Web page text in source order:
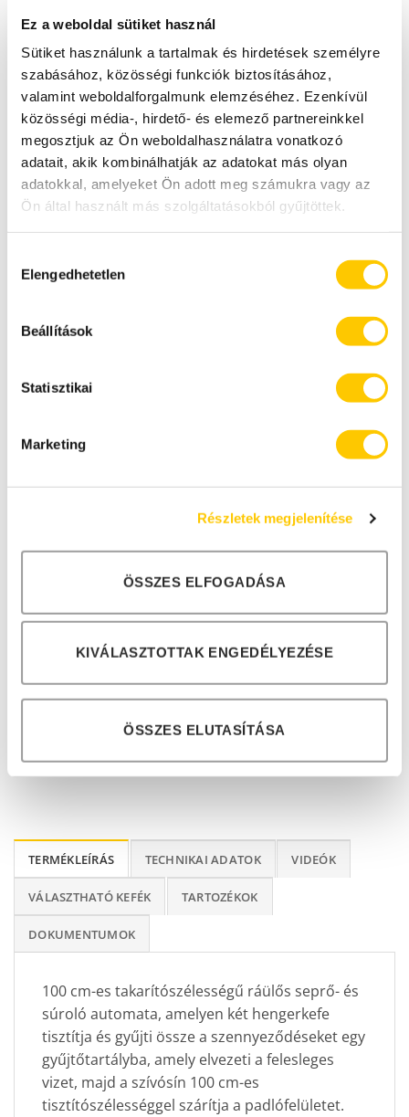
Ez a weboldal sütiket használ
Sütiket használunk a tartalmak és hirdetések személyre
szabásához, közösségi funkciók biztosításához,
valamint weboldalforgalmunk elemzéséhez. Ezenkívül
közösségi média-, hirdető- és elemező partnereinkkel
megosztjuk az Ön weboldalhasználatra vonatkozó
adatait, akik kombinálhatják az adatokat más olyan
adatokkal, amelyeket Ön adott meg számukra vagy az
Ön által használt más szolgáltatásokból gyűjtöttek.
tájékoztatóban
kiválasztása
Elengedhetetlen
Beállítások
Statisztikai
Marketing
Részletek megjelenítése
ÖSSZES ELFOGADÁSA
KIVÁLASZTOTTAK ENGEDÉLYEZÉSE
ÖSSZES ELUTASÍTÁSA
Hengerkefék mérete
1×150 mm
1×280 mm
A kefék
fordulatszáma 933
ford./perc,
500 ford./perc
központok, raktárak
Parkolóházak
TERMÉKLEÍRÁS TECHNIKAI ADATOK VIDEÓK
VÁLASZTHATÓ KEFÉK TARTOZÉKOK
DOKUMENTUMOK
100 cm-es takarítószélességű ráülős seprő- és
súroló automata, amelyen két hengerkefe
tisztítja és gyűjti össze a szennyeződéseket egy
gyűjtőtartályba, amely elvezeti a felesleges
vizet, majd a szívósín 100 cm-es
tisztítószélességgel szárítja a padlófelületet.